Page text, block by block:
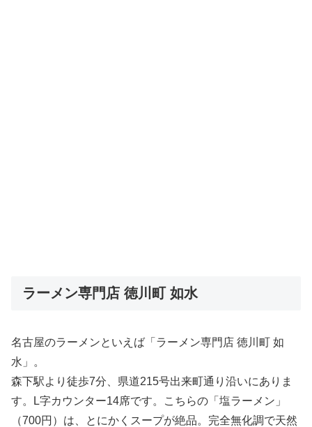
ラーメン専門店 徳川町 如水
名古屋のラーメンといえば「ラーメン専門店 徳川町 如
水」。
森下駅より徒歩7分、県道215号出来町通り沿いにありま
す。L字カウンター14席です。こちらの「塩ラーメン」
（700円）は、とにかくスープが絶品。完全無化調で天然